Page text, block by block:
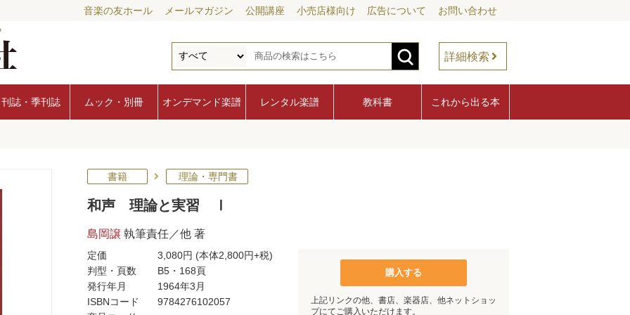
音楽の友ホール メールマガジン 公開講座 小売店様向け 広告について お問い合わせ
詳細検索
誌・季刊誌 ムック・別冊 オンデマンド楽譜 レンタル楽譜 教科書 これから出る本
書籍 理論・専門書
和声 理論と実習 Ⅰ
島岡譲 執筆責任／他 著
定価 3,080円 (本体2,800円+税)
判型・頁数
B5・168頁
発行年月
1964年3月
ISBNコード
9784276102057
購入する
上記リンクの他、書店、楽器店、他ネットショッ
プにてご購入いただけます。